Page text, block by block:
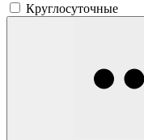
Круглосуточные